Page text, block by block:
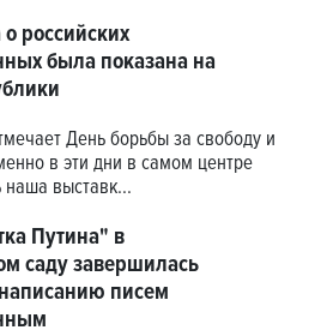
российских
была показана на
День борьбы за свободу и
в эти дни в самом центре
наша выставк...
Путина" в
саду завершилась
писем